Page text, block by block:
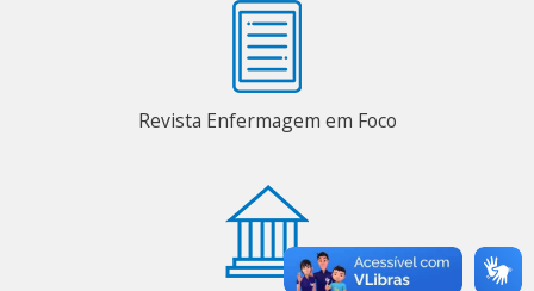
Revista Enfermagem em Foco